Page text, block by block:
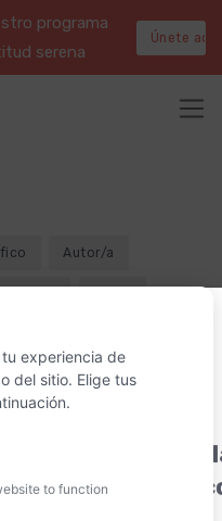
programa
serena
Únete aquí
Autor/a
sobre
experiencia de
del sitio. Elige tus
to function